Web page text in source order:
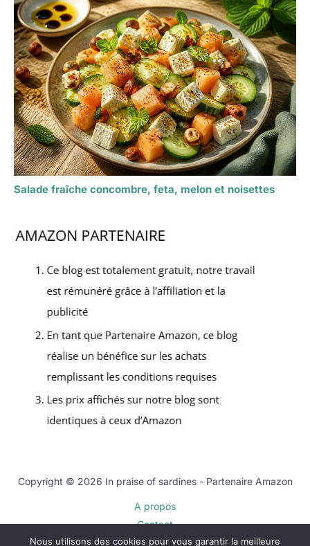
Salade fraîche concombre, feta, melon et noisettes
Copyright © 2026 In praise of sardines - Partenaire Amazon
A propos
Contact
Plan du site
Nous utilisons des cookies pour vous garantir la meilleure